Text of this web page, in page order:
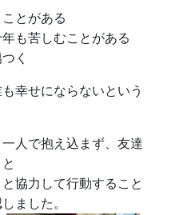
とがある
も苦しむことがある
く
幸せにならないという
人で抱え込まず、友達
協力して行動すること
ました。